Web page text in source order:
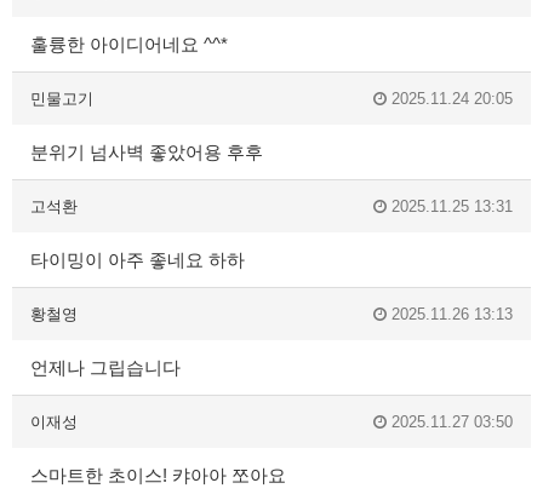
훌륭한 아이디어네요 ^^*
민물고기 2025.11.24 20:05
분위기 넘사벽 좋았어용 후후
고석환 2025.11.25 13:31
타이밍이 아주 좋네요 하하
황철영 2025.11.26 13:13
언제나 그립습니다
이재성 2025.11.27 03:50
스마트한 초이스! 캬아아 쪼아요